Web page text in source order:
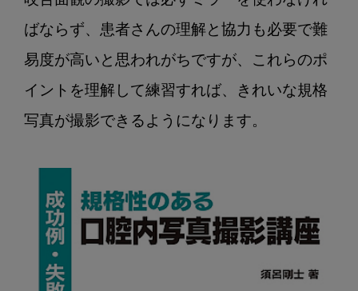
ばならず、患者さんの理解と協力も必要で難
易度が高いと思われがちですが、これらのポ
イントを理解して練習すれば、きれいな規格
写真が撮影できるようになります。